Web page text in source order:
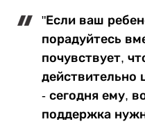
"Если ваш
порадуйтесь
почувствует,
действительно
- сегодня ему,
поддержка